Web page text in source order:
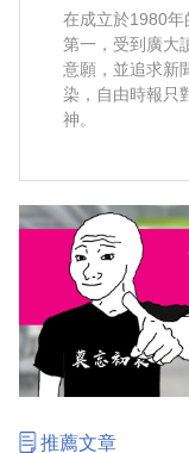
在成立於1980年
第一，受到廣大
意願，並追求新
染，自由時報只
神。
推薦文章